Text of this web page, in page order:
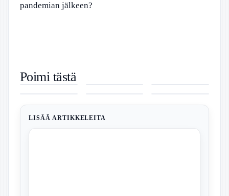
pandemian jälkeen?
Poimi tästä
Hotel
Helsinki –
Merinäköalat
Katsaus
Palkkaa – 9-
Ulla Popken
Tunikat –
Valinnat
Entinen
Filippo –
LISÄÄ ARTIKKELEITA